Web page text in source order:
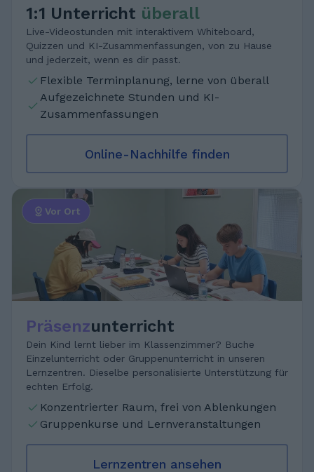
1:1 Unterricht überall
Live-Videostunden mit interaktivem Whiteboard,
Quizzen und KI-Zusammenfassungen, von zu Hause
und jederzeit, wenn es dir passt.
Flexible Terminplanung, lerne von überall
Aufgezeichnete Stunden und KI-
Zusammenfassungen
Online-Nachhilfe finden
Vor Ort
Präsenzunterricht
Dein Kind lernt lieber im Klassenzimmer? Buche
Einzelunterricht oder Gruppenunterricht in unseren
Lernzentren. Dieselbe personalisierte Unterstützung für
echten Erfolg.
Konzentrierter Raum, frei von Ablenkungen
Gruppenkurse und Lernveranstaltungen
Lernzentren ansehen